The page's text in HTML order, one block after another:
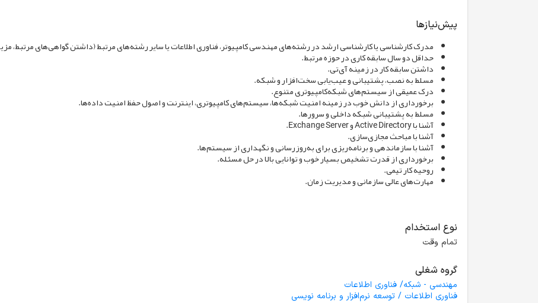
پیش‌نیازها
مدرک کارشناسی یا کارشناسی ارشد در رشته‌های مهندسی کامپیوتر، فناوری اطلاعات یا سایر رشته‌های مرتبط (داشتن گواهی‌های
حداقل دو سال سابقه کاری در حوزه مرتبط.
داشتن سابقه‌ کار در زمینه آی‌تی.
مسلط به نصب، پشتیبانی و عیب‌یابی سخت‌افزار و شبکه.
درک عمیقی از سیستم‌های شبکه‌کامپیوتری متنوع.
برخورداری از دانش خوب در زمینه امنیت شبکه‌ها، سیستم‌های کامپیوتری، اینترنت و اصول حفظ امنیت داده‌ها.
مسلط به پشتیبانی شبکه داخلی و سرورها.
آشنا با Active Directory و Exchange Server.
آشنا با مباحث مجازی‌سازی.
آشنا با سازماندهی و برنامه‌ریزی برای به‌روزرسانی و نگهداری از سیستم‌ها.
برخورداری از قدرت تشخیص بسیار خوب و توانایی بالا در حل مسئله.
روحیه کار تیمی.
مهارت‌های عالی سازمانی و مدیریت زمان.
نوع استخدام
تمام وقت
گروه شغلی
مهندسی - شبکه/ فناوری اطلاعات
فناوری اطلاعات / توسعه نرم‌افزار و برنامه نویسی